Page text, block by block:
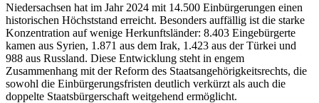
Niedersachsen hat im Jahr 2024 mit 14.500 Einbürgerungen einen
historischen Höchststand erreicht. Besonders auffällig ist die starke
Konzentration auf wenige Herkunftsländer: 8.403 Eingebürgerte
kamen aus Syrien, 1.871 aus dem Irak, 1.423 aus der Türkei und
988 aus Russland. Diese Entwicklung steht in engem
Zusammenhang mit der Reform des Staatsangehörigkeitsrechts, die
sowohl die Einbürgerungsfristen deutlich verkürzt als auch die
doppelte Staatsbürgerschaft weitgehend ermöglicht.